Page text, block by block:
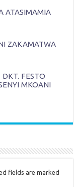
ATASIMAMIA
ZAKAMATWA
FESTO
MKOANI
fields are marked